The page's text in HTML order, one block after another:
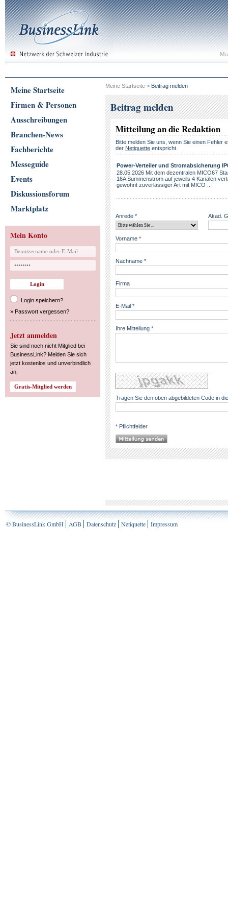
Meine Startseite
Firmen & Personen
Ausschreibungen
Branchen-News
Fachberichte
Messeguide
Events
Diskussionsforum
Marktplatz
Mein Konto
Login speichern?
» Passwort vergessen?
Jetzt anmelden
Sie sind noch nicht Mitglied bei
BusinessLink? Melden Sie sich
jetzt kostenlos und unverbindlich
an.
Meine Startseite > Beitrag melden
Beitrag melden
Mitteilung an die Redaktion
Bitte melden Sie uns, wenn Sie einen Fehler
der Netiquette entspricht.
Power-Verteiler und Stromabsicherung
28.05.2026 Mit dem dezentralen MICO67
16A Summenstrom auf jeweils 4 Kanälen
gewohnt zuverlässiger Art mit MICO ...
Anrede * Akad.
Vorname *
Nachname *
Firma
E-Mail *
Ihre Mitteilung *
Tragen Sie den oben abgebildeten Code in
* Pflichtfelder
© BusinessLink GmbH AGB Datenschutz Netiquette Impressum